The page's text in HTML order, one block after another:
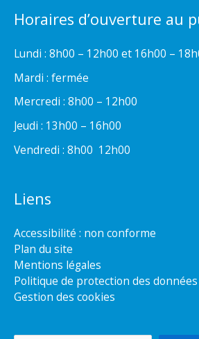
Horaires d’ouverture au
Lundi : 8h00 – 12h00 et 16h00 –
Mardi : fermée
Mercredi : 8h00 – 12h00
Jeudi : 13h00 – 16h00
Vendredi : 8h00  12h00
Liens
Accessibilité : non conforme
Plan du site
Mentions légales
Politique de protection des données
Gestion des cookies